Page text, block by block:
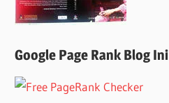
Google Page Rank Blog Ini